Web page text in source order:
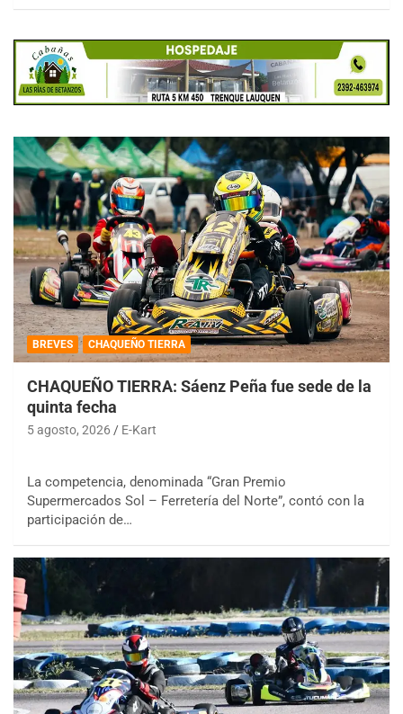
BREVES CHAQUEÑO TIERRA
CHAQUEÑO TIERRA: Sáenz Peña fue sede de la
quinta fecha
5 agosto, 2026 E-Kart
La competencia, denominada “Gran Premio
Supermercados Sol – Ferretería del Norte”, contó con la
participación de…